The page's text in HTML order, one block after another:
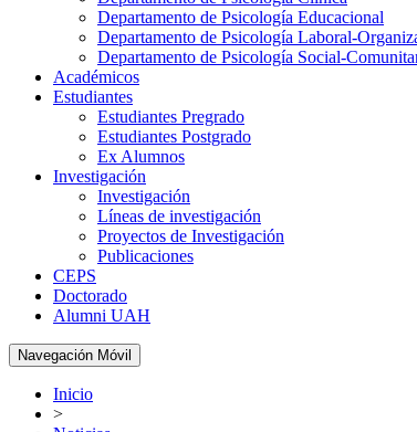
Departamento de Psicología Educacional
Departamento de Psicología Laboral-
Departamento de Psicología Social-
Académicos
Estudiantes
Estudiantes Pregrado
Estudiantes Postgrado
Ex Alumnos
Investigación
Investigación
Líneas de investigación
Proyectos de Investigación
Publicaciones
CEPS
Doctorado
Alumni UAH
Navegación Móvil
Inicio
>